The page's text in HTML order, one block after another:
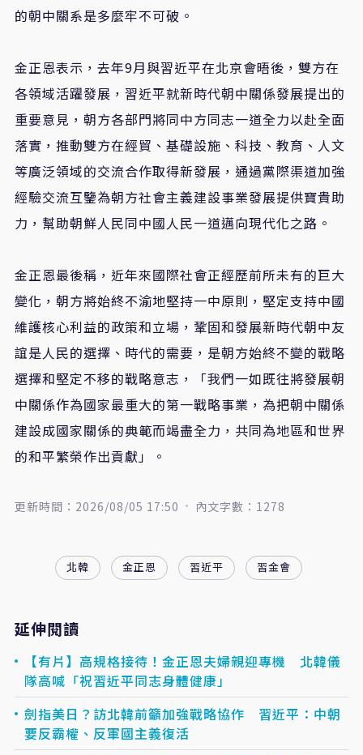
的朝中關系是多麼牢不可破。
金正恩表示，去年9月與習近平在北京會晤後，雙方在
各領域活躍發展，習近平就新時代朝中關係發展提出的
重要意見，朝方各部門將同中方同志一道全力以赴全面
落實，推動雙方在經貿、基礎設施、科技、教育、人文
等廣泛領域的交流合作取得新發展，通過黨際渠道加強
經驗交流互鑒為朝方社會主義建設事業發展提供寶貴助
力，幫助朝鮮人民同中國人民一道邁向現代化之路。
金正恩最後稱，近年來國際社會正經歷前所未有的巨大
變化，朝方將始終不渝地堅持一中原則，堅定支持中國
維護核心利益的政策和立場，鞏固和發展新時代朝中友
誼是人民的選擇、時代的需要，是朝方始終不變的戰略
選擇和堅定不移的戰略意志，「我們一如既往將發展朝
中關係作為國家最重大的第一戰略事業，為把朝中關係
建設成國家關係的典範而竭盡全力，共同為地區和世界
的和平繁榮作出貢獻」。
更新時間：2026/08/05 17:50 內文字數：1278
北韓 金正恩 習近平 習金會
延伸閱讀
【有片】高規格接待！金正恩夫婦親迎專機 北韓儀
隊高喊「祝習近平同志身體健康」
劍指美日？訪北韓前籲加強戰略協作 習近平：中朝
要反霸權、反軍國主義復活